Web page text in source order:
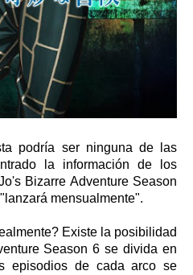
podría ser ninguna de las
la información de los
Bizarre Adventure Season
mensualmente".
Existe la posibilidad
Season 6 se divida en
episodios de cada arco se